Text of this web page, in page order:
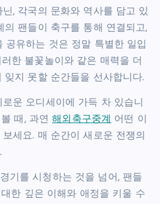
, 각국의 문화와 역사를 담고 있
의 팬들이 축구를 통해 연결되고,
공유하는 것은 정말 특별한 일입
한 불꽃놀이와 같은 매력을 더
잊지 못할 순간들을 선사합니다.
운 오디세이에 가득 차 있습니
볼 때, 과연해외축구중계
어떤 이
세요. 매 순간이 새로운 전쟁의
기를 시청하는 것을 넘어, 팬들
한 깊은 이해와 애정을 키울 수